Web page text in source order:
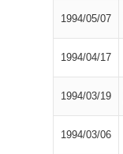
1994/05/07
1994/04/17
1994/03/19
1994/03/06